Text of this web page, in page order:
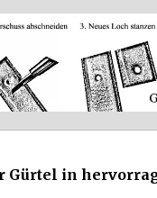
Gürtel in